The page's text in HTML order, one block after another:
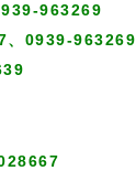
963269
、0939-963269